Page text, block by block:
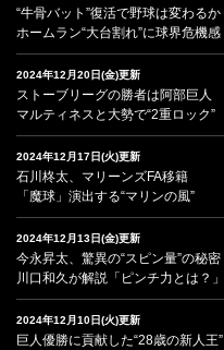
“牛骨バット”復活で野球は変わるか
ホームラン“大台割れ”に球界危機感
2024年12月20日(金)更新
ストーブリーグの勝者は阿部巨人
マルティネスと大勢で“2重ロック”
2024年12月17日(火)更新
石川柊太、マリーンズFA移籍
「魔球」演出する“マリンの風”
2024年12月13日(金)更新
今永昇太、驚異の“スピン量”の秘密
川口和久が解説「ピンチ力とは？」
2024年12月10日(火)更新
巨人優勝に貢献した“28歳の新人王”